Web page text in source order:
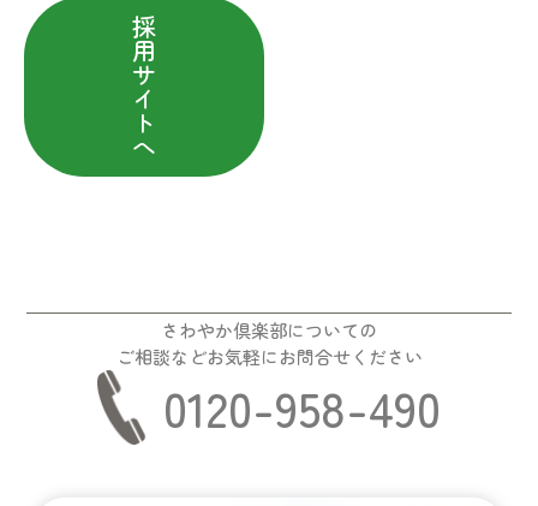
採
用
サ
イ
ト
へ
さわやか倶楽部についての
ご相談などお気軽にお問合せください
0120-958-490